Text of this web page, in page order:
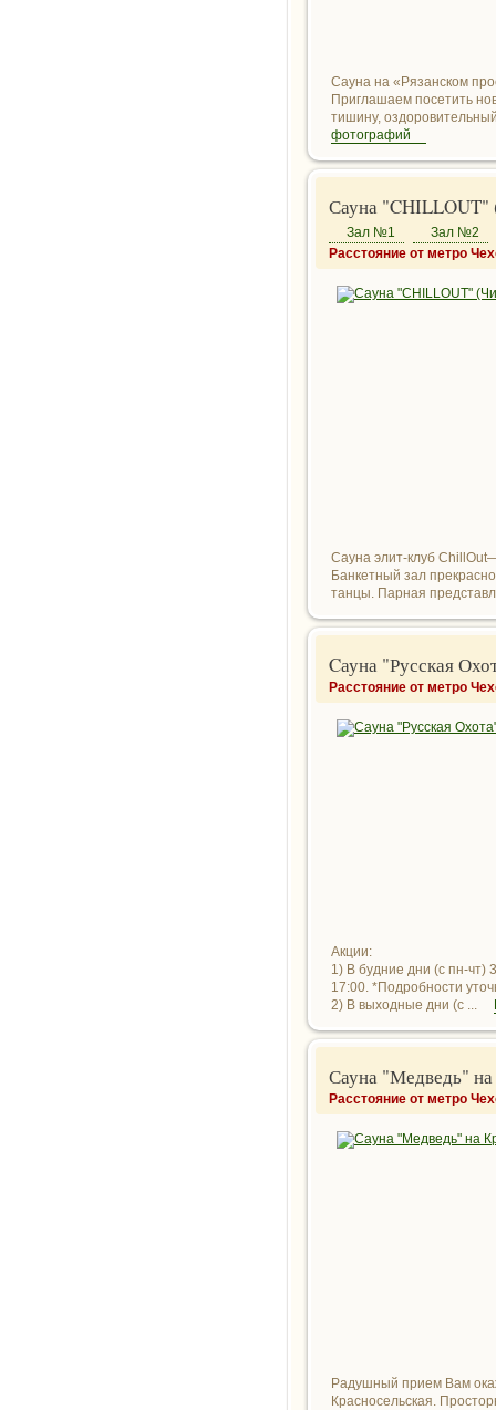
Сауна на «Рязанском
Приглашаем посетить
тишину,
фотографий
Сауна "CHILLOUT"
Зал №1
Зал №2
Расстояние от метро
Сауна элит-клуб
Банкетный зал
танцы. Парная
Cауна "Русская
Расстояние от метро
Акции:
1) В будние дни (с пн-чт)
17:00. *Подробности
2) В выходные дни (с ...
Сауна "Медведь" на
Расстояние от метро
Радушный прием Вам
Красносельская.